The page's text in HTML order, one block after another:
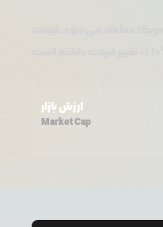
ارزش بازار
Market Cap